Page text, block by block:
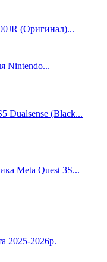
(Оригинал)...
Nintendo...
Dualsense (Black...
Meta Quest 3S...
2025-2026р.